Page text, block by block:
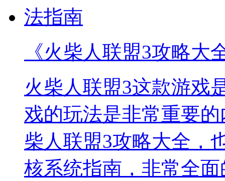
《火柴人联盟3攻略大
火柴人联盟3这款游戏
戏的玩法是非常重要
柴人联盟3攻略大全，
核系统指南，非常全